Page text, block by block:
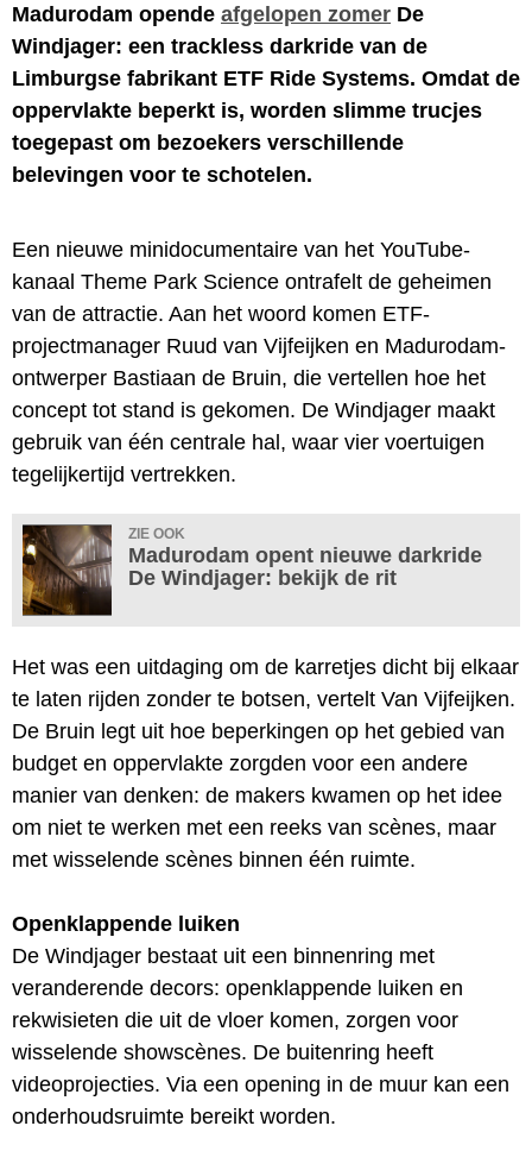
Madurodam opende afgelopen zomer De
Windjager: een trackless darkride van de
Limburgse fabrikant ETF Ride Systems. Omdat de
oppervlakte beperkt is, worden slimme trucjes
toegepast om bezoekers verschillende
belevingen voor te schotelen.
Een nieuwe minidocumentaire van het YouTube-
kanaal Theme Park Science ontrafelt de geheimen
van de attractie. Aan het woord komen ETF-
projectmanager Ruud van Vijfeijken en Madurodam-
ontwerper Bastiaan de Bruin, die vertellen hoe het
concept tot stand is gekomen. De Windjager maakt
gebruik van één centrale hal, waar vier voertuigen
tegelijkertijd vertrekken.
ZIE OOK
Madurodam opent nieuwe darkride
De Windjager: bekijk de rit
Het was een uitdaging om de karretjes dicht bij elkaar
te laten rijden zonder te botsen, vertelt Van Vijfeijken.
De Bruin legt uit hoe beperkingen op het gebied van
budget en oppervlakte zorgden voor een andere
manier van denken: de makers kwamen op het idee
om niet te werken met een reeks van scènes, maar
met wisselende scènes binnen één ruimte.
Openklappende luiken
De Windjager bestaat uit een binnenring met
veranderende decors: openklappende luiken en
rekwisieten die uit de vloer komen, zorgen voor
wisselende showscènes. De buitenring heeft
videoprojecties. Via een opening in de muur kan een
onderhoudsruimte bereikt worden.